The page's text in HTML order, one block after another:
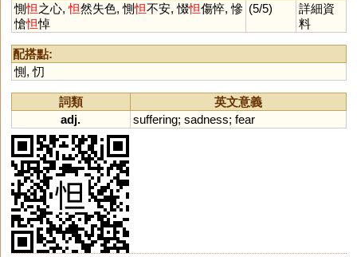
惻怛之心,怛然失色, 惻怛不安, 惙怛傷悴, 慘
愴怛悼
(5/5)
詳細資
料
配搭點:
惻 ,忉
詞類
英文意義
adj.
suffering; sadness; fear